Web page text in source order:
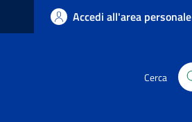
Accedi all'area personale
Cerca